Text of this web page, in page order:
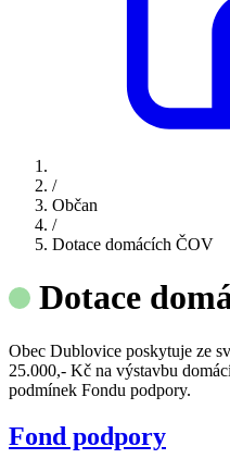
/
Občan
/
Dotace domácích ČOV
Dotace
Obec Dublovice poskytuje ze
25.000,- Kč na výstavbu
podmínek Fondu podpory.
Fond podpory